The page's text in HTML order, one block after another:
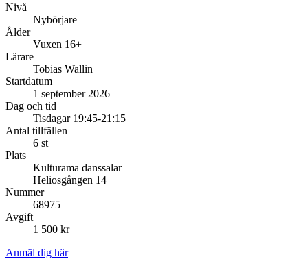
Nivå
Nybörjare
Ålder
Vuxen 16+
Lärare
Tobias Wallin
Startdatum
1 september 2026
Dag och tid
Tisdagar 19:45-21:15
Antal tillfällen
6 st
Plats
Kulturama danssalar
Heliosgången 14
Nummer
68975
Avgift
1 500 kr
Anmäl dig här